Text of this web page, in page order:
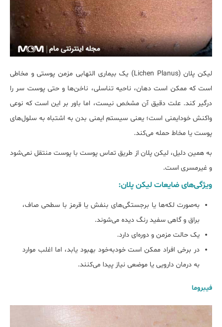
لیکن پلان (Lichen Planus) یک بیماری التهابی مزمن پوستی و مخاطی
است که ممکن است دهان، ناحیه تناسلی، ناخن‌ها و حتی پوست سر را
درگیر کند. علت دقیق آن مشخص نیست، اما باور بر این است که نوعی
واکنش خودایمنی است؛ یعنی سیستم ایمنی بدن به اشتباه به سلول‌های
پوست یا مخاط حمله می‌کند.
به همین دلیل، لیکن پلان از طریق تماس پوست با پوست منتقل نمی‌شود
و غیرمسری است.
ویژگی‌های ضایعات لیکن پلان:
به‌صورت لکه‌ها یا برجستگی‌های بنفش یا قرمز با سطحی صاف،
براق و گاهی سفید رنگ دیده می‌شوند.
یک حالت مزمن و دوره‌ای دارد.
در برخی افراد ممکن است خودبه‌خود بهبود یابد، اما اغلب موارد
به درمان دارویی یا موضعی نیاز پیدا می‌کنند.
فیبروما